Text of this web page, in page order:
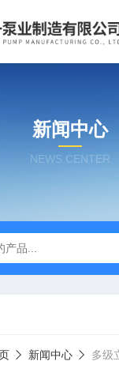
新闻中心
NEWS CENTER
新闻中心 多级立